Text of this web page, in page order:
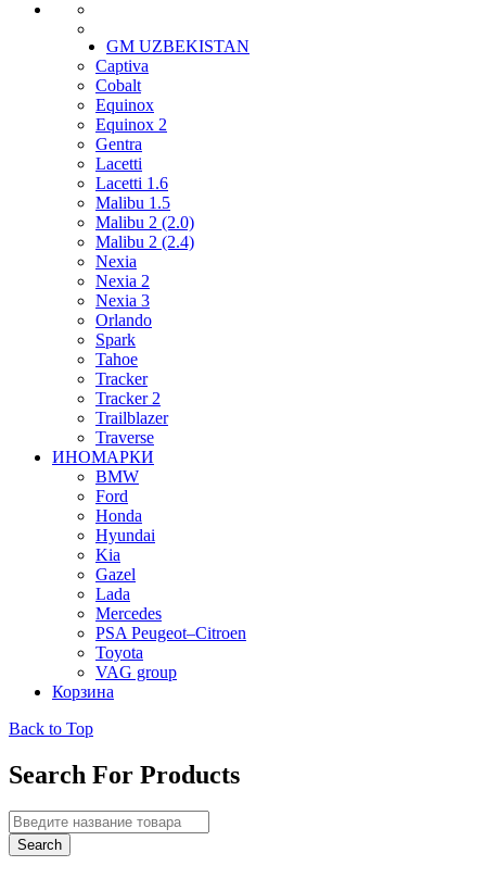
GM UZBEKISTAN
Captiva
Cobalt
Equinox
Equinox 2
Gentra
Lacetti
Lacetti 1.6
Malibu 1.5
Malibu 2 (2.0)
Malibu 2 (2.4)
Nexia
Nexia 2
Nexia 3
Orlando
Spark
Tahoe
Tracker
Tracker 2
Trailblazer
Traverse
ИНОМАРКИ
BMW
Ford
Honda
Hyundai
Kia
Gazel
Lada
Mercedes
PSA Peugeot–Citroen
Toyota
VAG group
Корзина
Back to Top
Search For Products